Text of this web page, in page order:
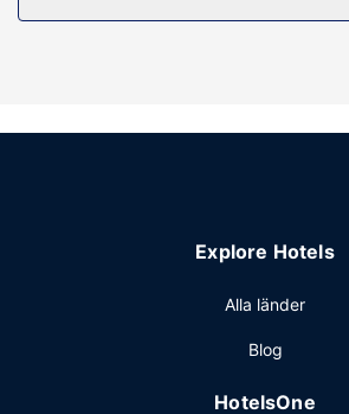
säsongsöppen utomhuspool. Boendet
expressutcheckning och kemtvätt/
Explore Hotels
Alla länder
Blog
HotelsOne